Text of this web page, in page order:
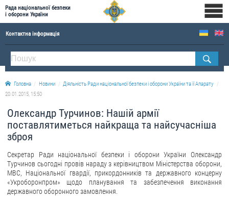
Рада національної безпеки
і оборони України
Контактна інформація
ПРО РНБОУ
Склад Ради національної безпеки і оборони України
Апарат Ради національної безпеки і оборони України
Історична довідка про діяльність Ради національної безпеки і оборони України
ОФІЦІЙНІ ДОКУМЕНТИ
ПРЕСЦЕНТР
Новини
Drone Deals
Головна Новини
Діяльність Ради національної безпеки і оборони України та її Апарату
20.01.2015, 15:50
Олександр Турчинов: Нашій армії
поставлятиметься найкраща та найсучасніша
зброя
Секретар Ради національної безпеки і оборони України Олександр
Турчинов сьогодні провів нараду з керівництвом Міністерства оборони,
МВС, Національної гвардії, прикордонників та державного концерну
«Укроборонпром» щодо планування та забезпечення виконання
державного оборонного замовлення.